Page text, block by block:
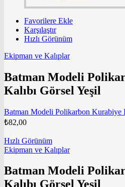
Favorilere Ekle
Karşılaştır
Hızlı Görünüm
Ekipman ve Kalıplar
Batman Modeli
Kalıbı Görsel Yeşil
Batman Modeli Polikarbon Kurabiye
₺82,00
Hızlı Görünüm
Ekipman ve Kalıplar
Batman Modeli
Kalıbı Görsel Yeşil